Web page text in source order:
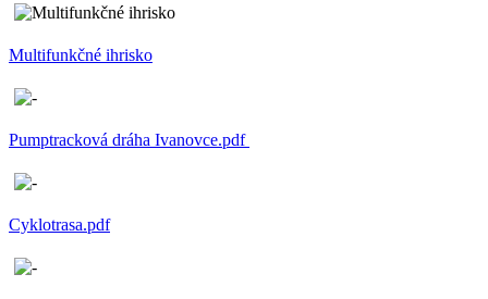
Multifunkčné ihrisko
Pumptracková dráha Ivanovce.pdf
Cyklotrasa.pdf